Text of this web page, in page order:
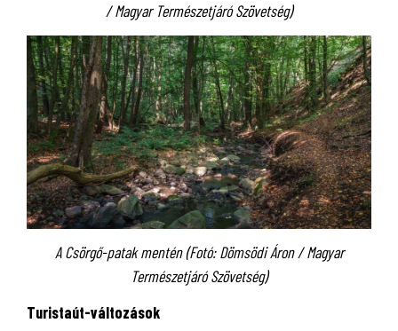
/ Magyar Természetjáró Szövetség)
A Csörgő-patak mentén (Fotó: Dömsödi Áron / Magyar
Természetjáró Szövetség)
Turistaút-változások